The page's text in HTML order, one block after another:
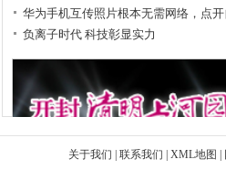
华为手机互传照片根本无需网络，点开
负离子时代 科技彰显实力
关于我们 联系我们 XML地图